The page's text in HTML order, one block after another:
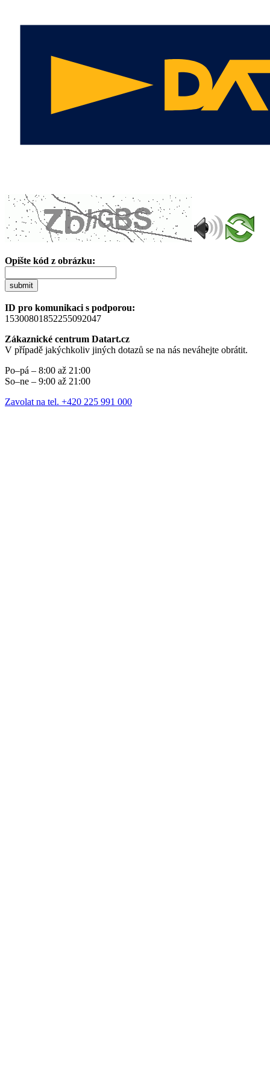
Opište kód z obrázku:
submit
ID pro komunikaci s podporou:
15300801852255092047
Zákaznické centrum Datart.cz
V případě jakýchkoliv jiných dotazů se na nás neváhejte obrátit.
Po–pá – 8:00 až 21:00
So–ne – 9:00 až 21:00
Zavolat na tel. +420 225 991 000